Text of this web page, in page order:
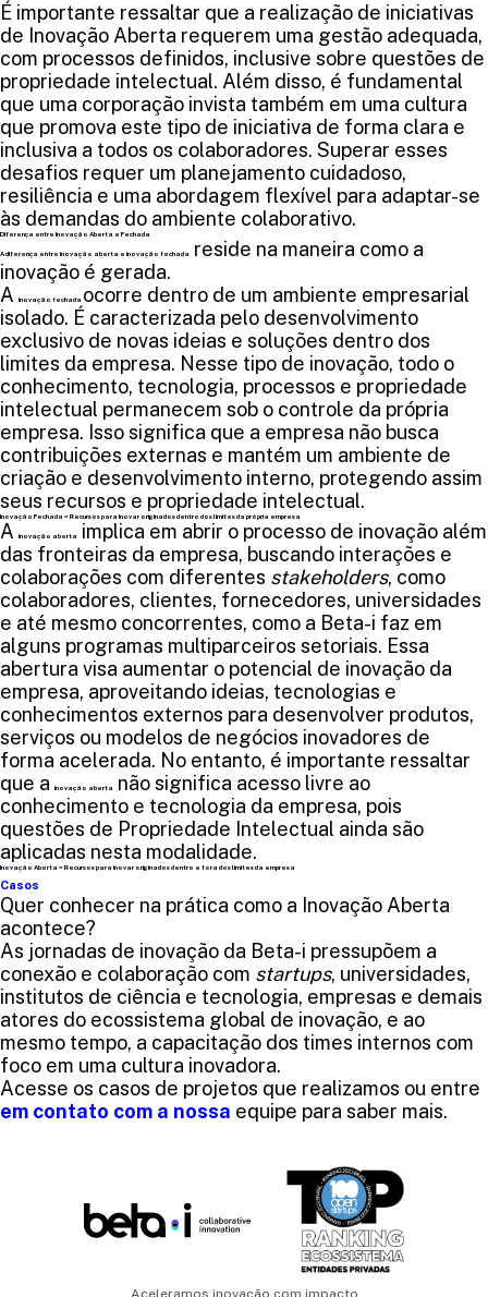
É importante ressaltar que a realização de iniciativas
de Inovação Aberta requerem uma gestão adequada,
com processos definidos, inclusive sobre questões de
propriedade intelectual. Além disso, é fundamental
que uma corporação invista também em uma cultura
que promova este tipo de iniciativa de forma clara e
inclusiva a todos os colaboradores. Superar esses
desafios requer um planejamento cuidadoso,
resiliência e uma abordagem flexível para adaptar-se
às demandas do ambiente colaborativo.
Diferença entre Inovação Aberta e Fechada
A diferença entre inovação aberta e inovação fechada
reside na maneira como a
inovação é gerada.
A
inovação fechada ocorre dentro de um ambiente empresarial
isolado. É caracterizada pelo desenvolvimento
exclusivo de novas ideias e soluções dentro dos
limites da empresa. Nesse tipo de inovação, todo o
conhecimento, tecnologia, processos e propriedade
intelectual permanecem sob o controle da própria
empresa. Isso significa que a empresa não busca
contribuições externas e mantém um ambiente de
criação e desenvolvimento interno, protegendo assim
seus recursos e propriedade intelectual.
Inovação Fechada = Recursos para inovar originados dentro dos limites da própria empresa
A inovação aberta
implica em abrir o processo de inovação além
das fronteiras da empresa, buscando interações e
colaborações com diferentes stakeholders, como
colaboradores, clientes, fornecedores, universidades
e até mesmo concorrentes, como a Beta-i faz em
alguns programas multiparceiros setoriais. Essa
abertura visa aumentar o potencial de inovação da
empresa, aproveitando ideias, tecnologias e
conhecimentos externos para desenvolver produtos,
serviços ou modelos de negócios inovadores de
forma acelerada. No entanto, é importante ressaltar
que a
inovação aberta
não significa acesso livre ao
conhecimento e tecnologia da empresa, pois
questões de Propriedade Intelectual ainda são
aplicadas nesta modalidade.
Inovação Aberta = Recursos para inovar originados dentro e fora dos limites da empresa
Casos
Quer conhecer na prática como a Inovação Aberta
acontece?
As jornadas de inovação da Beta-i pressupõem a
conexão e colaboração com startups, universidades,
institutos de ciência e tecnologia, empresas e demais
atores do ecossistema global de inovação, e ao
mesmo tempo, a capacitação dos times internos com
foco em uma cultura inovadora.
Acesse os casos de projetos que realizamos ou entre
em contato com a nossa equipe para saber mais.